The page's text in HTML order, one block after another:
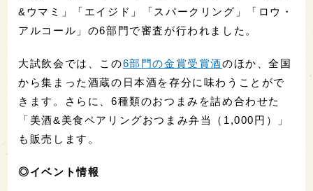
&ウマミ」「エイジド」「スパークリング」「ロウ・
アルコール」の6部門で審査が行われました。
大試飲会では、この6部門の金賞受賞酒のほか、全国
から集まった酒蔵の日本酒を存分に味わうことがで
きます。さらに、6種類のおつまみを詰め合わせた
「美酒&美食ペアリングおつまみ弁当（1,000円）」
も販売します。
◎イベント情報